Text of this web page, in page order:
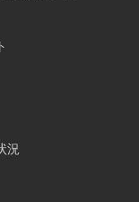
況